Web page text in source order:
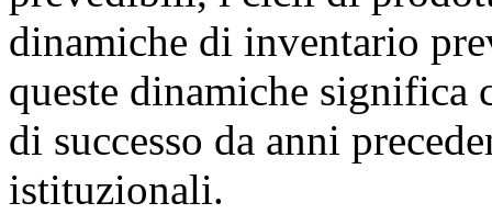
dinamiche di inventario
queste dinamiche significa
di successo da anni
istituzionali.